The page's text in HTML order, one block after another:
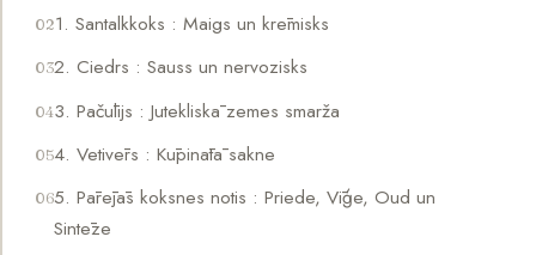
1. Santalkkoks : Maigs un krēmisks
2. Ciedrs : Sauss un nervozisks
3. Pačūlijs : Jutekliskā zemes smarža
4. Vetivērs : Kūpinātā sakne
5. Pārējās koksnes notis : Priede, Vīģe, Oud un
Sintēze